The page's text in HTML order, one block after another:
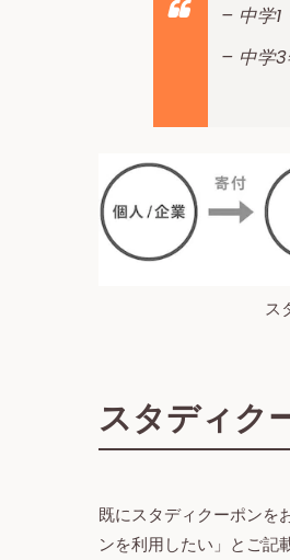
– 中学1
– 中学
ス
スタディク
既にスタディクーポンを
ンを利用したい」とご記